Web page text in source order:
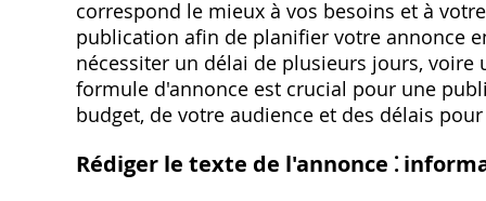
correspond le mieux à vos besoins et à
publication afin de planifier votre annonce
nécessiter un délai de plusieurs jours,
formule d'annonce est crucial pour une
budget, de votre audience et des délais
Rédiger le texte de l'annonce ⁚